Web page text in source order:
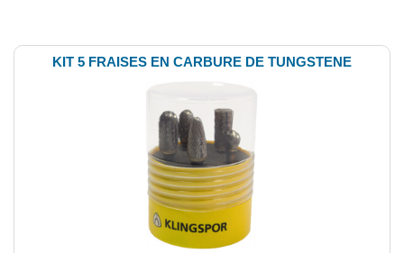
KIT 5 FRAISES EN CARBURE DE TUNGSTENE